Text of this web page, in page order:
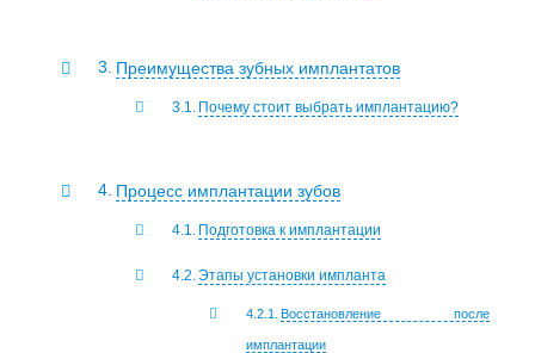
Преимущества зубных имплантатов
Почему стоит выбрать имплантацию?
Процесс имплантации зубов
Подготовка к имплантации
Этапы установки импланта
Восстановление после
имплантации